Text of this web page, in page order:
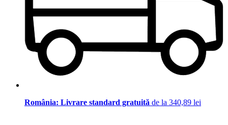
România: Livrare standard gratuită de la 340,89 lei